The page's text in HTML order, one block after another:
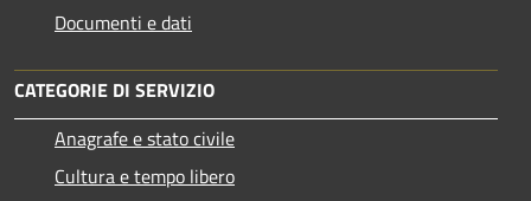
Documenti e dati
CATEGORIE DI SERVIZIO
Anagrafe e stato civile
Cultura e tempo libero